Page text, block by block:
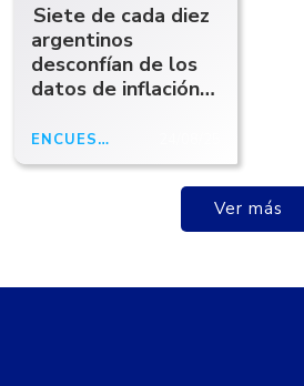
Siete de cada diez
argentinos
desconfían de los
datos de inflación
ENCUESTA
Ver más